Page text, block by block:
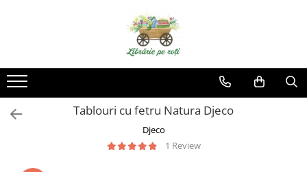
Tablouri cu fetru Natura Djeco
Djeco
1 Review